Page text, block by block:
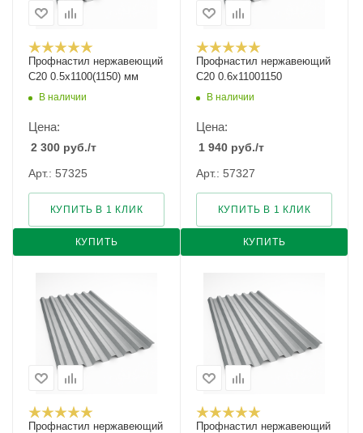
Профнастил нержавеющий
С20 0.5х1100(1150) мм
В наличии
Цена:
2 300 руб./т
Арт.: 57325
КУПИТЬ
КУПИТЬ В 1 КЛИК
Профнастил нержавеющий
С20 0.6х11001150
В наличии
Цена:
1 940 руб./т
Арт.: 57327
КУПИТЬ
КУПИТЬ В 1 КЛИК
Профнастил нержавеющий
Профнастил нержавеющий